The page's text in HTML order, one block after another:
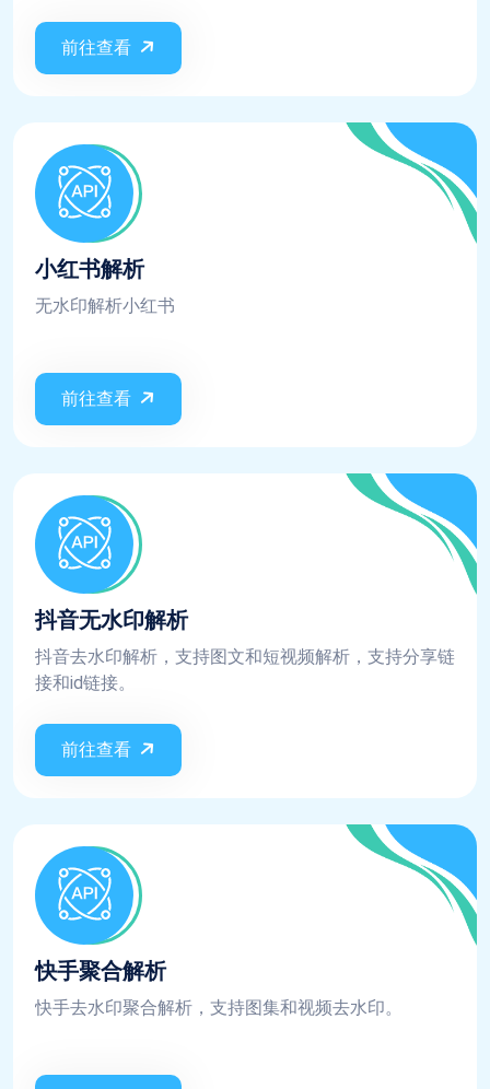
前往查看
小红书解析
无水印解析小红书
前往查看
抖音无水印解析
抖音去水印解析，支持图文和短视频解析，支持分享链
接和id链接。
前往查看
快手聚合解析
快手去水印聚合解析，支持图集和视频去水印。